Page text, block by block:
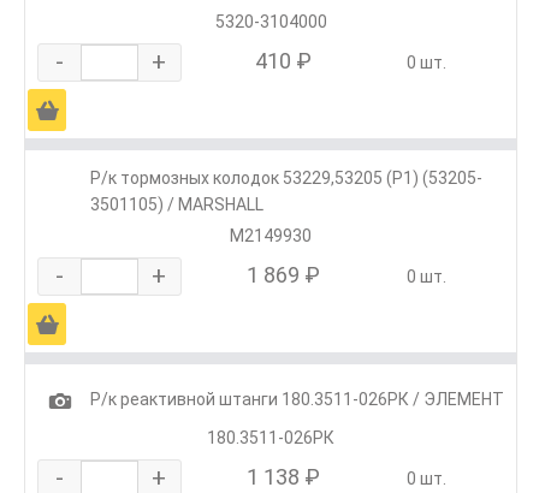
5320-3104000
- + 410 ₽ 0 шт.
Ä
Р/к тормозных колодок 53229,53205 (Р1) (53205-
3501105) / MARSHALL
M2149930
- + 1 869 ₽ 0 шт.
Ä
1
Р/к реактивной штанги 180.3511-026РК / ЭЛЕМЕНТ
180.3511-026РК
- + 1 138 ₽ 0 шт.